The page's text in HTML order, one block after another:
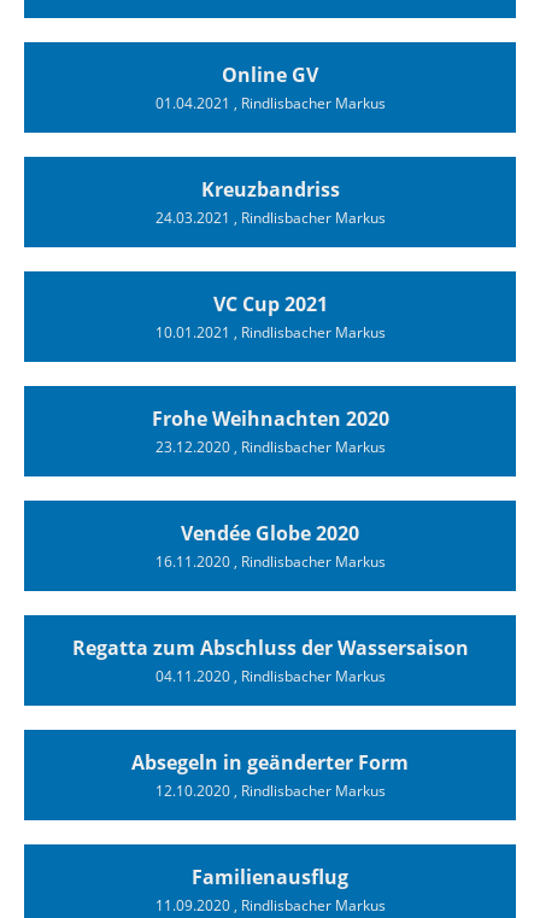
Online GV
01.04.2021 , Rindlisbacher Markus
Kreuzbandriss
24.03.2021 , Rindlisbacher Markus
VC Cup 2021
10.01.2021 , Rindlisbacher Markus
Frohe Weihnachten 2020
23.12.2020, Rindlisbacher Markus
Vendée Globe 2020
16.11.2020, Rindlisbacher Markus
Regatta zum Abschluss der Wassersaison
04.11.2020, Rindlisbacher Markus
Absegeln in geänderter Form
12.10.2020, Rindlisbacher Markus
Familienausflug
11.09.2020, Rindlisbacher Markus